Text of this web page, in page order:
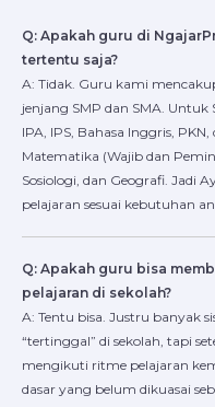
Q: Apakah guru di
tertentu saja?
A: Tidak. Guru kami
jenjang SMP dan SMA. Untuk
IPA, IPS, Bahasa Inggris,
Matematika (Wajib dan
Sosiologi, dan Geografi. Jadi
pelajaran sesuai kebutuhan
Q: Apakah guru bisa
pelajaran di sekolah?
A: Tentu bisa. Justru banyak
“tertinggal” di sekolah, tapi
mengikuti ritme pelajaran
dasar yang belum dikuasai